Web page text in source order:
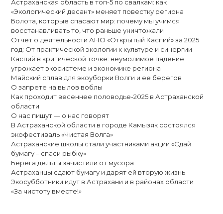
Астраханская область в топ-5 по свалкам: как
«Экологический десант» меняет повестку региона
Болота, которые спасают мир: почему мы учимся
восстанавливать то, что раньше уничтожали
Отчет о деятельности АНО «Открытый Каспий» за 2025
год: От практической экологии к культуре и синергии
Каспий в критической точке: неумолимое падение
угрожает экосистеме и экономике региона
Майский сплав для экоуборки Волги и ее берегов
О запрете на вылов воблы
Как проходит весеннее половодье-2025 в Астраханской
области
О нас пишут — о нас говорят
В Астраханской области в городе Камызяк состоялся
экофестиваль «Чистая Волга»
Астраханские школы стали участниками акции «Сдай
бумагу – спаси рыбку»
Берега дельты зачистили от мусора
Астраханцы сдают бумагу и дарят ей вторую жизнь
Экосубботники идут в Астрахани и в районах области
«За чистоту вместе!»